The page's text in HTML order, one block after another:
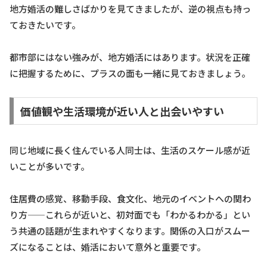
地方婚活の難しさばかりを見てきましたが、逆の視点も持っ
ておきたいです。
都市部にはない強みが、地方婚活にはあります。状況を正確
に把握するために、プラスの面も一緒に見ておきましょう。
価値観や生活環境が近い人と出会いやすい
同じ地域に長く住んでいる人同士は、生活のスケール感が近
いことが多いです。
住居費の感覚、移動手段、食文化、地元のイベントへの関わ
り方——これらが近いと、初対面でも「わかるわかる」とい
う共通の話題が生まれやすくなります。関係の入口がスムー
ズになることは、婚活において意外と重要です。